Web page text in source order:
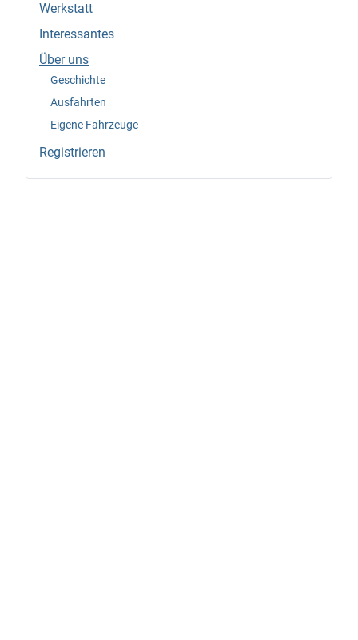
Werkstatt
Interessantes
Über uns
Geschichte
Ausfahrten
Eigene Fahrzeuge
Registrieren